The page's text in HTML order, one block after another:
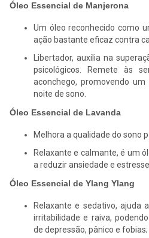
Óleo Essencial de Manjerona
Um óleo reconhecido como
ação bastante eficaz contra
Libertador, auxilia na
psicológicos. Remete às
aconchego, promovendo
noite de sono.
Óleo Essencial de Lavanda
Melhora a qualidade do sono
Relaxante e calmante, é um
a reduzir ansiedade e
Óleo Essencial de Ylang Ylang
Relaxante e sedativo, ajuda
irritabilidade e raiva,
de depressão, pânico e fobias;